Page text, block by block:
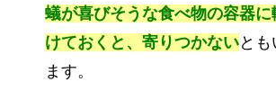
蟻が喜びそうな食べ物の容器
けておくと、寄りつかないと
ます。